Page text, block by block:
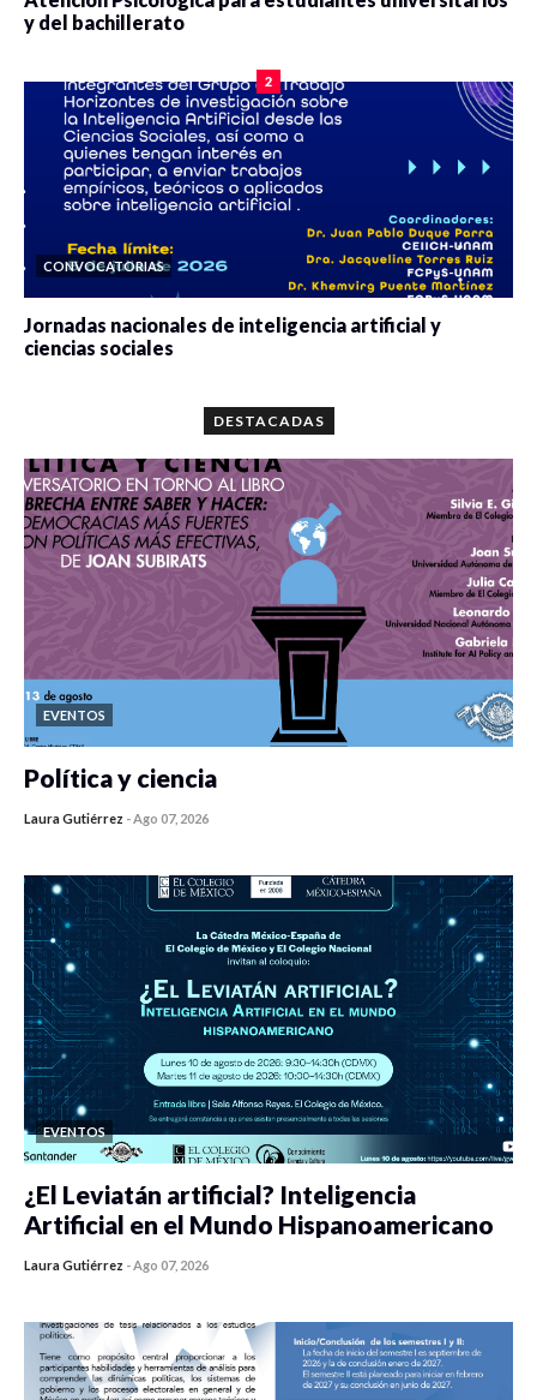
y del bachillerato
2
CONVOCATORIAS
Jornadas nacionales de inteligencia artificial y
ciencias sociales
DESTACADAS
EVENTOS
Política y ciencia
Laura Gutiérrez -Ago 07, 2026
EVENTOS
¿El Leviatán artificial? Inteligencia
Artificial en el Mundo Hispanoamericano
Laura Gutiérrez -Ago 07, 2026